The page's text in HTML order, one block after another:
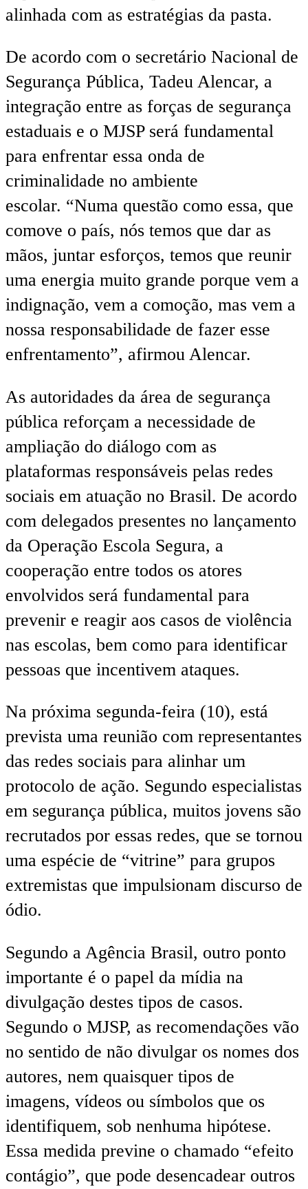
alinhada com as estratégias da pasta.
De acordo com o secretário Nacional de
Segurança Pública, Tadeu Alencar, a
integração entre as forças de segurança
estaduais e o MJSP será fundamental
para enfrentar essa onda de
criminalidade no ambiente
escolar. “Numa questão como essa, que
comove o país, nós temos que dar as
mãos, juntar esforços, temos que reunir
uma energia muito grande porque vem a
indignação, vem a comoção, mas vem a
nossa responsabilidade de fazer esse
enfrentamento”, afirmou Alencar.
As autoridades da área de segurança
pública reforçam a necessidade de
ampliação do diálogo com as
plataformas responsáveis pelas redes
sociais em atuação no Brasil. De acordo
com delegados presentes no lançamento
da Operação Escola Segura, a
cooperação entre todos os atores
envolvidos será fundamental para
prevenir e reagir aos casos de violência
nas escolas, bem como para identificar
pessoas que incentivem ataques.
Na próxima segunda-feira (10), está
prevista uma reunião com representantes
das redes sociais para alinhar um
protocolo de ação. Segundo especialistas
em segurança pública, muitos jovens são
recrutados por essas redes, que se tornou
uma espécie de “vitrine” para grupos
extremistas que impulsionam discurso de
ódio.
Segundo a Agência Brasil, outro ponto
importante é o papel da mídia na
divulgação destes tipos de casos.
Segundo o MJSP, as recomendações vão
no sentido de não divulgar os nomes dos
autores, nem quaisquer tipos de
imagens, vídeos ou símbolos que os
identifiquem, sob nenhuma hipótese.
Essa medida previne o chamado “efeito
contágio”, que pode desencadear outros